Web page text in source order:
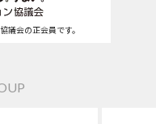
議会の正会員です。